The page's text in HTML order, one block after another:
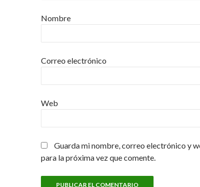
Nombre
Correo electrónico
Web
Guarda mi nombre, correo electrónico y
para la próxima vez que comente.